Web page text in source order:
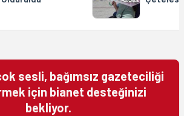
sesli, bağımsız gazeteciliği
için bianet desteğinizi
bekliyor.